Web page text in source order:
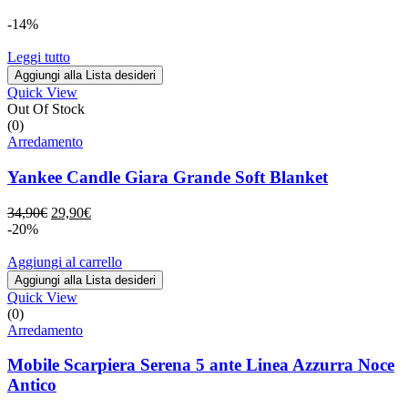
-14%
Leggi tutto
Aggiungi alla Lista desideri
Quick View
Out Of Stock
(0)
Arredamento
Yankee Candle Giara Grande Soft Blanket
34,90€ Il
era:
34,90€.
29,90€Il
è:
29,90€.
-20%
Aggiungi al carrello
Aggiungi alla Lista desideri
Quick View
(0)
Arredamento
Mobile Scarpiera Serena 5 ante Linea Azzurra Noce
Antico